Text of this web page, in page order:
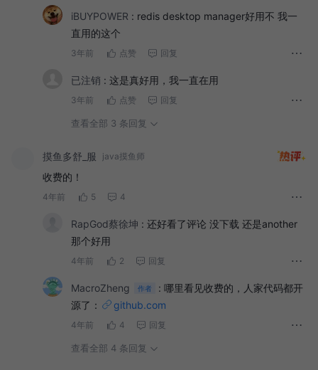
iBUYPOWER : redis desktop manager好用不 我一
直用的这个
3年前 点赞 回复
已注销 : 这是真好用，我一直在用
3年前 点赞 回复
查看全部 3 条回复
摸鱼多舒_服 java摸鱼师
收费的！
4年前 5 4
RapGod蔡徐坤 : 还好看了评论 没下载 还是another
那个好用
4年前 2 回复
MacroZheng 作者 : 哪里看见收费的，人家代码都开
源了：
github.com
4年前 4 回复
查看全部 4 条回复